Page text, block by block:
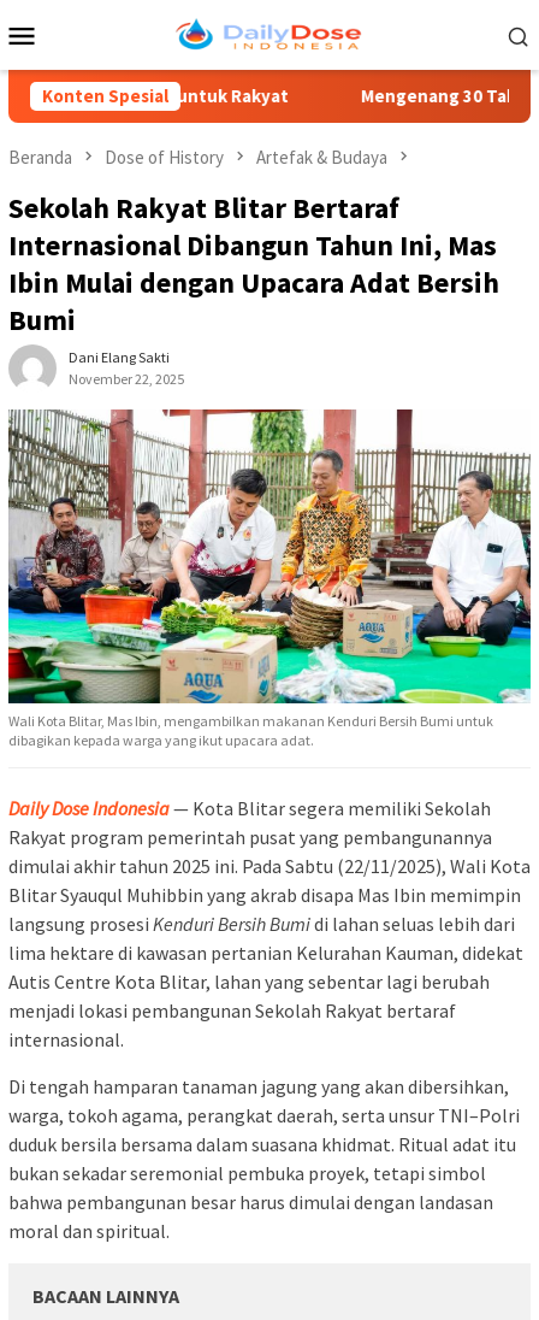
ke
Mobile
Konten Spesial
untuk Rakyat Mengenang 30 Tahun Tragedi
Beranda Dose of History Artefak & Budaya
Sekolah Rakyat Blitar Bertaraf
Internasional Dibangun Tahun Ini, Mas
Ibin Mulai dengan Upacara Adat Bersih
Bumi
Dani Elang Sakti
November 22, 2025
Wali Kota Blitar, Mas Ibin, mengambilkan makanan Kenduri Bersih Bumi untuk
dibagikan kepada warga yang ikut upacara adat.
Daily Dose Indonesia— Kota Blitar segera memiliki Sekolah
Rakyat program pemerintah pusat yang pembangunannya
dimulai akhir tahun 2025 ini. Pada Sabtu (22/11/2025), Wali Kota
Blitar Syauqul Muhibbin yang akrab disapa Mas Ibin memimpin
langsung prosesi Kenduri Bersih Bumidi lahan seluas lebih dari
lima hektare di kawasan pertanian Kelurahan Kauman, didekat
Autis Centre Kota Blitar, lahan yang sebentar lagi berubah
menjadi lokasi pembangunan Sekolah Rakyat bertaraf
internasional.
Di tengah hamparan tanaman jagung yang akan dibersihkan,
warga, tokoh agama, perangkat daerah, serta unsur TNI–Polri
duduk bersila bersama dalam suasana khidmat. Ritual adat itu
bukan sekadar seremonial pembuka proyek, tetapi simbol
bahwa pembangunan besar harus dimulai dengan landasan
moral dan spiritual.
BACAAN LAINNYA